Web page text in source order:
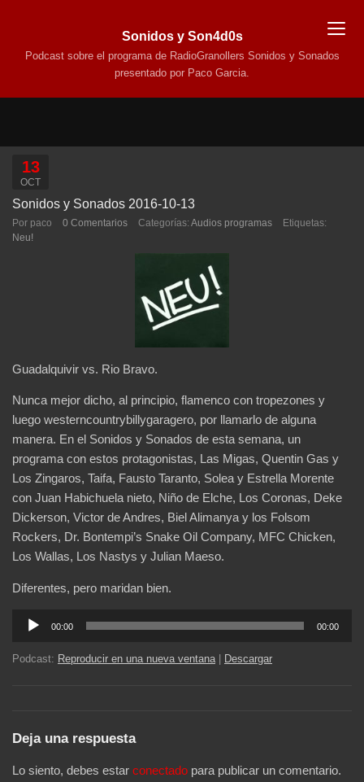
Sonidos y Son4d0s
Podcast sobre el programa de RadioGranollers Sonidos y Sonados
presentado por Paco Garcia.
13
OCT
Sonidos y Sonados 2016-10-13
Por paco 0 Comentarios Categorías: Audios programas
Etiquetas:
Neu!
Guadalquivir vs. Rio Bravo.
Nunca mejor dicho, al principio, flamenco con tropezones y
luego westerncountrybillygaragero, por llamarlo de alguna
manera. En el Sonidos y Sonados de esta semana, un
programa con estos protagonistas, Las Migas, Quentin Gas y
Los Zingaros, Taifa, Fausto Taranto, Solea y Estrella Morente
con Juan Habichuela nieto, Niño de Elche, Los Coronas, Deke
Dickerson, Victor de Andres, Biel Alimanya y los Folsom
Rockers, Dr. Bontempi’s Snake Oil Company, MFC Chicken,
Los Wallas, Los Nastys y Julian Maeso.
Diferentes, pero maridan bien.
Reproductor
audio
00:00 00:00
Podcast: Reproducir en una nueva ventana| Descargar
Deja una respuesta
Lo siento, debes estar conectado para publicar un comentario.